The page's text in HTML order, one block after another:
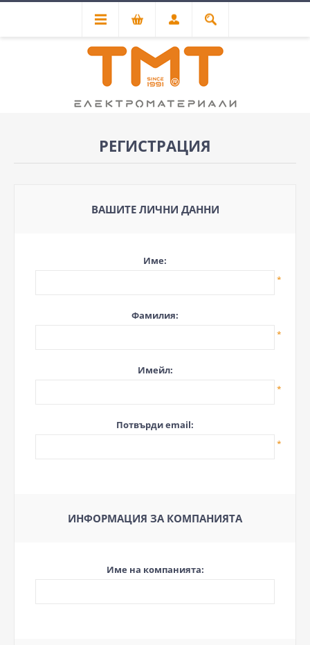
РЕГИСТРАЦИЯ
ВАШИТЕ ЛИЧНИ ДАННИ
Име:
*
Фамилия:
*
Имейл:
*
Потвърди email:
*
ИНФОРМАЦИЯ ЗА КОМПАНИЯТА
Име на компанията: